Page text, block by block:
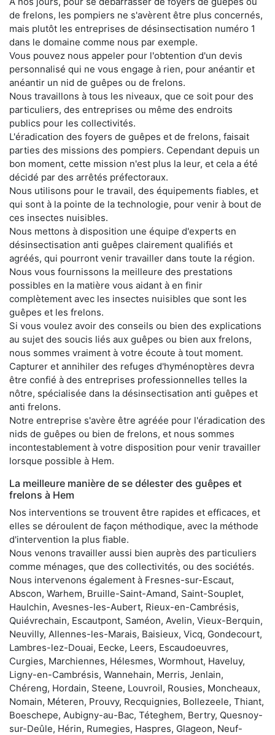
de frelons, les pompiers ne s'avèrent être plus concernés,
mais plutôt les entreprises de désinsectisation numéro 1
dans le domaine comme nous par exemple.
Vous pouvez nous appeler pour l'obtention d'un devis
personnalisé qui ne vous engage à rien, pour anéantir et
anéantir un nid de guêpes ou de frelons.
Nous travaillons à tous les niveaux, que ce soit pour des
particuliers, des entreprises ou même des endroits
publics pour les collectivités.
L'éradication des foyers de guêpes et de frelons, faisait
parties des missions des pompiers. Cependant depuis un
bon moment, cette mission n'est plus la leur, et cela a été
décidé par des arrêtés préfectoraux.
Nous utilisons pour le travail, des équipements fiables, et
qui sont à la pointe de la technologie, pour venir à bout de
ces insectes nuisibles.
Nous mettons à disposition une équipe d'experts en
désinsectisation anti guêpes clairement qualifiés et
agréés, qui pourront venir travailler dans toute la région.
Nous vous fournissons la meilleure des prestations
possibles en la matière vous aidant à en finir
complètement avec les insectes nuisibles que sont les
guêpes et les frelons.
Si vous voulez avoir des conseils ou bien des explications
au sujet des soucis liés aux guêpes ou bien aux frelons,
nous sommes vraiment à votre écoute à tout moment.
Capturer et annihiler des refuges d'hyménoptères devra
être confié à des entreprises professionnelles telles la
nôtre, spécialisée dans la désinsectisation anti guêpes et
anti frelons.
Notre entreprise s'avère être agréée pour l'éradication des
nids de guêpes ou bien de frelons, et nous sommes
incontestablement à votre disposition pour venir travailler
lorsque possible à Hem.
La meilleure manière de se délester des guêpes et
frelons à Hem
Nos interventions se trouvent être rapides et efficaces, et
elles se déroulent de façon méthodique, avec la méthode
d'intervention la plus fiable.
Nous venons travailler aussi bien auprès des particuliers
comme ménages, que des collectivités, ou des sociétés.
Nous intervenons également à Fresnes-sur-Escaut,
Abscon, Warhem, Bruille-Saint-Amand, Saint-Souplet,
Haulchin, Avesnes-les-Aubert, Rieux-en-Cambrésis,
Quiévrechain, Escautpont, Saméon, Avelin, Vieux-Berquin,
Neuvilly, Allennes-les-Marais, Baisieux, Vicq, Gondecourt,
Lambres-lez-Douai, Eecke, Leers, Escaudoeuvres,
Curgies, Marchiennes, Hélesmes, Wormhout, Haveluy,
Ligny-en-Cambrésis, Wannehain, Merris, Jenlain,
Chéreng, Hordain, Steene, Louvroil, Rousies, Moncheaux,
Nomain, Méteren, Prouvy, Recquignies, Bollezeele, Thiant,
Boeschepe, Aubigny-au-Bac, Téteghem, Bertry, Quesnoy-
sur-Deûle, Hérin, Rumegies, Haspres, Glageon, Neuf-